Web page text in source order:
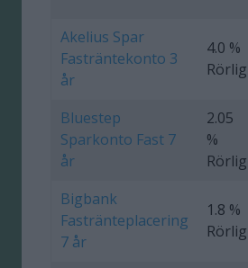
Akelius Spar
Fasträntekonto 3
år
4.0 %
Rörlig
Bluestep
Sparkonto Fast 7
år
2.05
%
Rörlig
Bigbank
Fastränteplacering
7 år
1.8 %
Rörlig